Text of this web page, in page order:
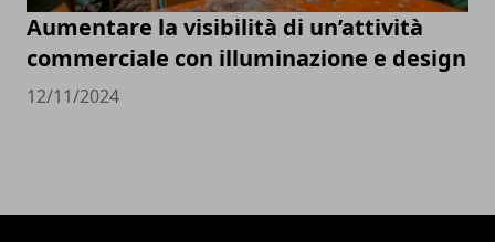
Aumentare la visibilità di un’attività
commerciale con illuminazione e design
12/11/2024